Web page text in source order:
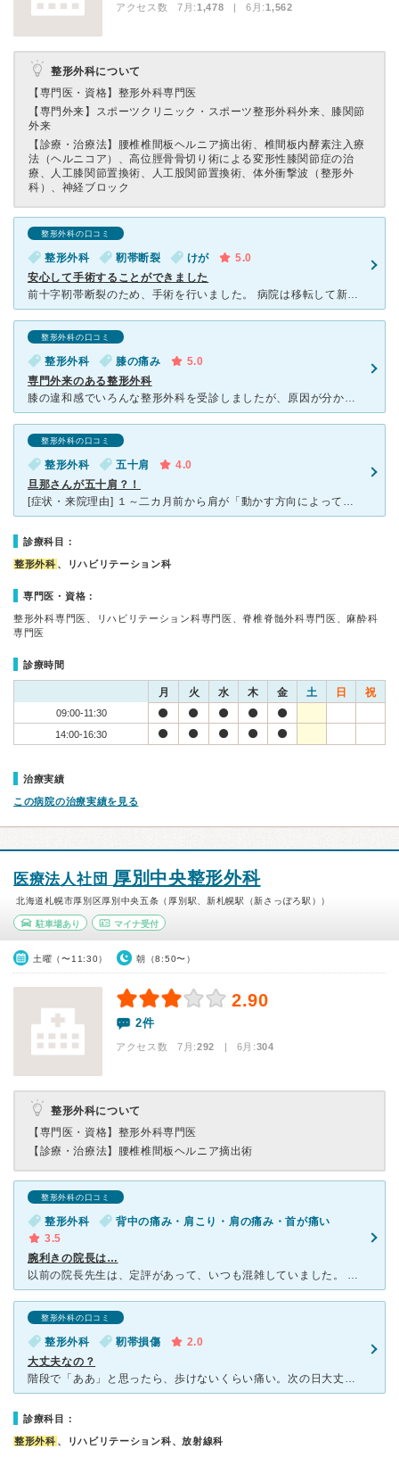
アクセス数 7月:1,478 | 6月:1,562
整形外科について
【専門医・資格】 整形外科専門医
【専門外来】 スポーツクリニック・スポーツ整形外科外来、膝関節
外来
【診療・治療法】
腰椎椎間板ヘルニア摘出術、椎間板内酵素注入療
法（ヘルニコア）、高位脛骨骨切り術による変形性膝関節症の治
療、人工膝関節置換術、人工股関節置換術、体外衝撃波（整形外
科）、神経ブロック
整形外科の口コミ
整形外科 靭帯断裂 けが
5.0
安心して手術することができました
前十字靭帯断裂のため、手術を行いました。 病院は移転して新しくなり、待合や廊下が広くなりました。足の怪我で歩きづらい状態でも安心して歩くことができます。 先生は素人にもわかりやすい言葉で、端的に説
整形外科の口コミ
整形外科 膝の痛み
5.0
専門外来のある整形外科
膝の違和感でいろんな整形外科を受診しましたが、原因が分からず困っていたところ、下肢専門の先生に診てもらえるこちらを受診しました。 さすが専門外来だけあって、的確で心強かったです。 お陰で原因も分か
整形外科の口コミ
整形外科 五十肩
4.0
旦那さんが五十肩？！
[症状・来院理由] １～二カ月前から肩が「動かす方向によって痛む」と旦那さんが言っていて、病院へ行かせることに。車の運転をしていて、バックさせようとすると後ろが見れないといった症状で、だんだんひどく
診療科目：
整形外科 、リハビリテーション科
専門医・資格：
整形外科専門医、リハビリテーション科専門医、脊椎脊髄外科専門医、麻酔科
専門医
診療時間
月 火 水 木 金 土 日 祝
09:00-11:30
14:00-16:30
治療実績
この病院の治療実績を見る
医療法人社団 厚別中央整形外科
北海道札幌市厚別区厚別中央五条（厚別駅、新札幌駅（新さっぽろ駅））
駐車場あり マイナ受付
土曜（〜11:30） 朝（8:50〜）
2.90
2件
アクセス数 7月:292 | 6月:304
整形外科について
【専門医・資格】 整形外科専門医
【診療・治療法】
腰椎椎間板ヘルニア摘出術
整形外科の口コミ
整形外科
背中の痛み・肩こり・肩の痛み・首が痛い
3.5
腕利きの院長は…
以前の院長先生は、定評があって、いつも混雑していました。 現在では、さほどの混雑もなく受信できます。 腰椎頚椎で来る患者さんが多いようで、私も腰で世話になりました。 また、事情があって
整形外科の口コミ
整形外科 靭帯損傷
2.0
大丈夫なの？
階段で「ああ」と思ったら、歩けないくらい痛い。次の日大丈夫そうだったので数日様子見、違和感があったので25年ほど前に行ってとても良かったので行ってみました。レントゲン、MRIを撮って膝に週に1回ヒアル
診療科目：
整形外科 、リハビリテーション科、放射線科